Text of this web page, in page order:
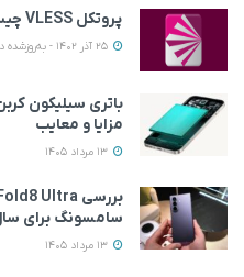
پروتکل VLESS چیست و چه کاربردهایی دارد؟
باتری سیلیکون
مزایا و معایب
سامسونگ برای سال